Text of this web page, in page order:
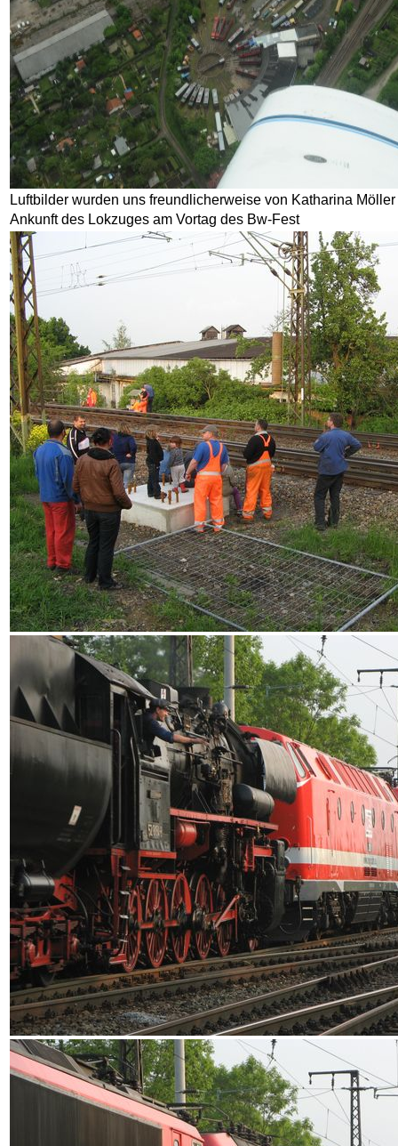
Luftbilder wurden uns freundlicherweise von Katharina
Ankunft des Lokzuges am Vortag des Bw-Fest